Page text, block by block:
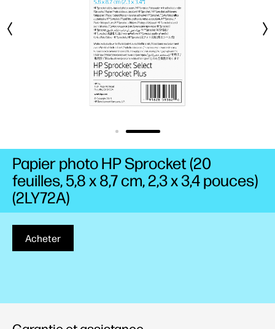
Acheter
Papier photo HP Sprocket (20
feuilles, 5,8 x 8,7 cm, 2,3 x 3,4 pouces)
(2LY72A)